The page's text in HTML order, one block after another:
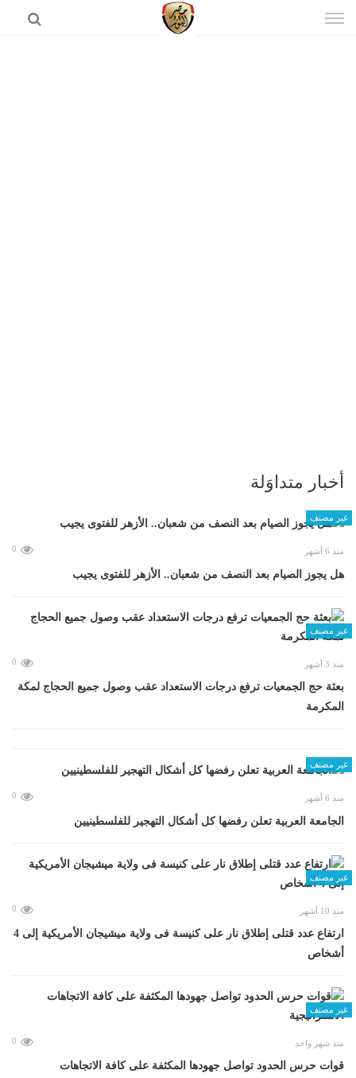
الى
أخبار متداوَلة
غير مصنف
منذ 6 أشهر 0
هل يجوز الصيام بعد النصف من شعبان.. الأزهر للفتوى يجيب
غير مصنف
منذ 3 أشهر 0
بعثة حج الجمعيات ترفع درجات الاستعداد عقب وصول جميع الحجاج لمكة
المكرمة
غير مصنف
منذ 6 أشهر 0
الجامعة العربية تعلن رفضها كل أشكال التهجير للفلسطينيين
غير مصنف
منذ 10 أشهر 0
ارتفاع عدد قتلى إطلاق نار على كنيسة فى ولاية ميشيجان الأمريكية إلى 4
أشخاص
غير مصنف
منذ شهر واحد 0
قوات حرس الحدود تواصل جهودها المكثفة على كافة الاتجاهات